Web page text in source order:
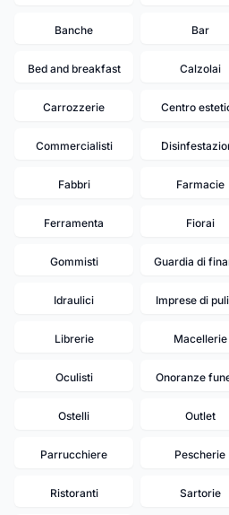
Banche Bar
Bed and breakfast Calzolai
Carrozzerie Centro
Commercialisti
Fabbri Farmacie
Ferramenta Fiorai
Gommisti Guardia di
Idraulici Imprese di
Librerie Macellerie
Oculisti Onoranze
Ostelli Outlet
Parrucchiere Pescherie
Ristoranti Sartorie